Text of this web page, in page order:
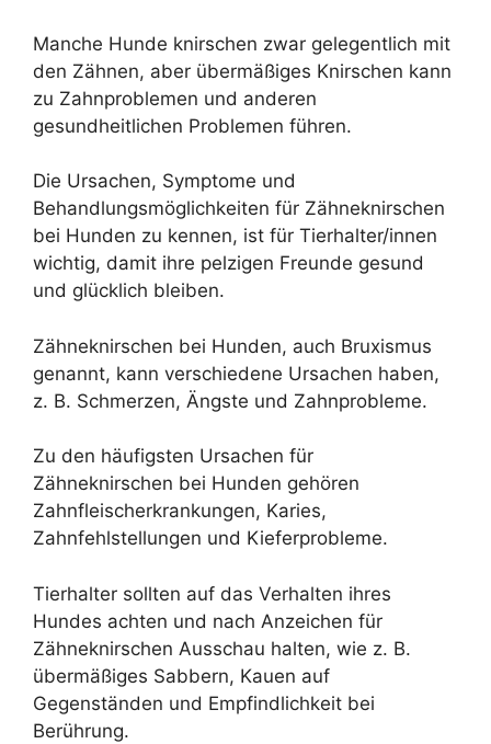
Manche Hunde knirschen zwar gelegentlich mit
den Zähnen, aber übermäßiges Knirschen kann
zu Zahnproblemen und anderen
gesundheitlichen Problemen führen.
Die Ursachen, Symptome und
Behandlungsmöglichkeiten für Zähneknirschen
bei Hunden zu kennen, ist für Tierhalter/innen
wichtig, damit ihre pelzigen Freunde gesund
und glücklich bleiben.
Zähneknirschen bei Hunden, auch Bruxismus
genannt, kann verschiedene Ursachen haben,
z. B. Schmerzen, Ängste und Zahnprobleme.
Zu den häufigsten Ursachen für
Zähneknirschen bei Hunden gehören
Zahnfleischerkrankungen, Karies,
Zahnfehlstellungen und Kieferprobleme.
Tierhalter sollten auf das Verhalten ihres
Hundes achten und nach Anzeichen für
Zähneknirschen Ausschau halten, wie z. B.
übermäßiges Sabbern, Kauen auf
Gegenständen und Empfindlichkeit bei
Berührung.